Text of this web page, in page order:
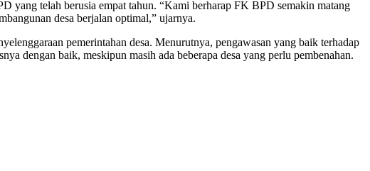
yang telah berusia empat tahun. “Kami berharap FK BPD semakin matang
desa berjalan optimal,” ujarnya.
pemerintahan desa. Menurutnya, pengawasan yang baik terhadap
dengan baik, meskipun masih ada beberapa desa yang perlu pembenahan.